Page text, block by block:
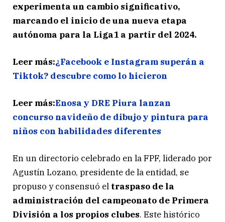
experimenta un cambio significativo,
marcando el inicio de una nueva etapa
autónoma para la Liga1 a partir del 2024.
Leer más:¿Facebook e Instagram superán a
Tiktok? descubre como lo hicieron
Leer más:Enosa y DRE Piura lanzan
concurso navideño de dibujo y pintura para
niños con habilidades diferentes
En un directorio celebrado en la FPF, liderado por
Agustín Lozano, presidente de la entidad, se
propuso y consensuó el traspaso de la
administración del campeonato de Primera
División a los propios clubes. Este histórico